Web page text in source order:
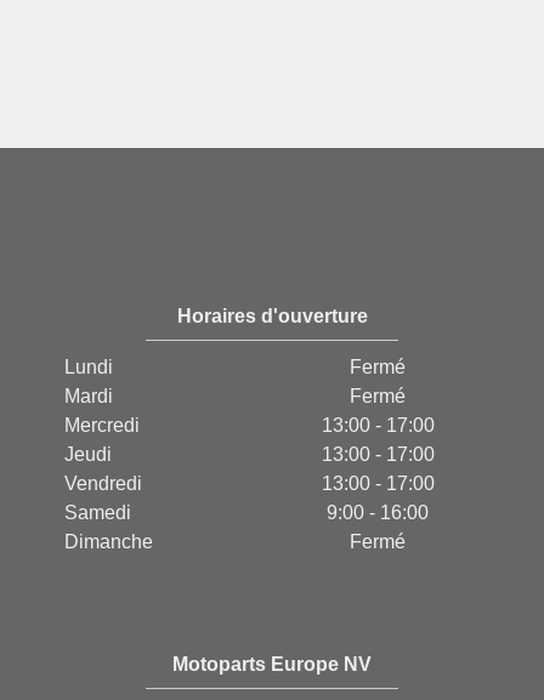
Horaires d'ouverture
Lundi
Fermé
Mardi
Fermé
Mercredi
13:00 - 17:00
Jeudi
13:00 - 17:00
Vendredi
13:00 - 17:00
Samedi
9:00 - 16:00
Dimanche
Fermé
Motoparts Europe NV